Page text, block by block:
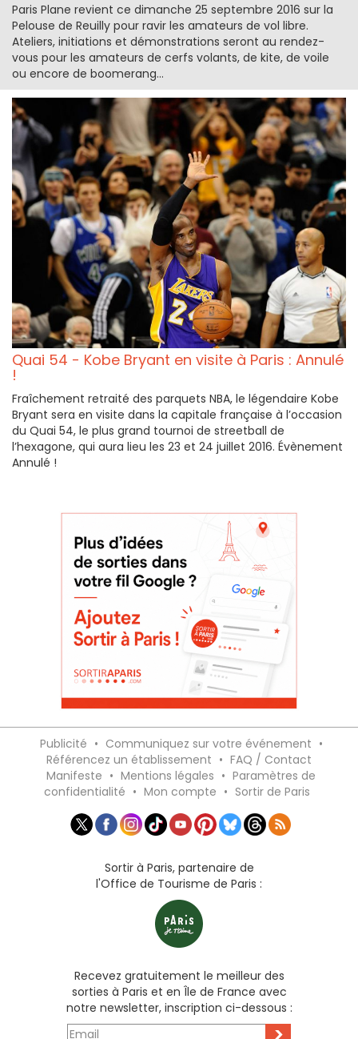
Paris Plane revient ce dimanche 25 septembre 2016 sur la
Pelouse de Reuilly pour ravir les amateurs de vol libre.
Ateliers, initiations et démonstrations seront au rendez-
vous pour les amateurs de cerfs volants, de kite, de voile
ou encore de boomerang...
Quai 54 - Kobe Bryant en visite à Paris : Annulé
!
Fraîchement retraité des parquets NBA, le légendaire Kobe
Bryant sera en visite dans la capitale française à l’occasion
du Quai 54, le plus grand tournoi de streetball de
l’hexagone, qui aura lieu les 23 et 24 juillet 2016. Évènement
Annulé !
Publicité • Communiquez sur votre événement •
Référencez un établissement • FAQ / Contact
Manifeste • Mentions légales • Paramètres de
confidentialité • Mon compte • Sortir de Paris
Sortir à Paris, partenaire de
l'Office de Tourisme de Paris :
Recevez gratuitement le meilleur des
sorties à Paris et en Île de France avec
notre newsletter, inscription ci-dessous :